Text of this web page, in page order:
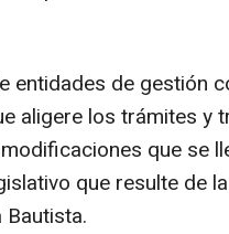
entidades de gestión
aligere los trámites y
que se
que resulte de
Bautista.